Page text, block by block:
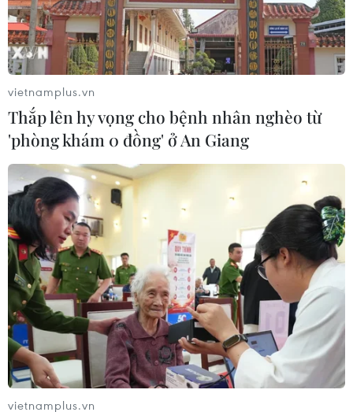
Khởi động xét chọn Doanh nghiệp
đạt chuẩn văn hóa kinh doanh Việt
Nam 2026
06/08/2026 10:42
Xã Tây Giang khai mạc Ngày hội văn
hóa Cơ Tu lần thứ 1
06/08/2026 10:38
Thanh Hóa dự kiến bắn pháo hoa vào
dịp Quốc khánh 2/9
06/08/2026 09:58
Tà áo truyền thống “đan kết” tình
vietnamplus.vn
Thắp lên hy vọng cho bệnh nhân nghèo từ
'phòng khám 0 đồng' ở An Giang
vietnamplus.vn